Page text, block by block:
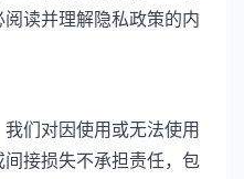
读并理解隐私政策的内
们对因使用或无法使用
接损失不承担责任，包